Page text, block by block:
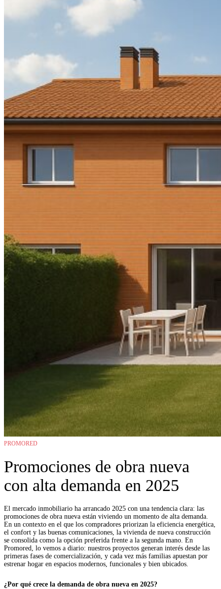
PROMORED
Promociones de obra nueva
con alta demanda en 2025
El mercado inmobiliario ha arrancado 2025 con una tendencia clara: las
promociones de obra nueva están viviendo un momento de alta demanda.
En un contexto en el que los compradores priorizan la eficiencia energética,
el confort y las buenas comunicaciones, la vivienda de nueva construcción
se consolida como la opción preferida frente a la segunda mano. En
Promored, lo vemos a diario: nuestros proyectos generan interés desde las
primeras fases de comercialización, y cada vez más familias apuestan por
estrenar hogar en espacios modernos, funcionales y bien ubicados.
¿Por qué crece la demanda de obra nueva en 2025?